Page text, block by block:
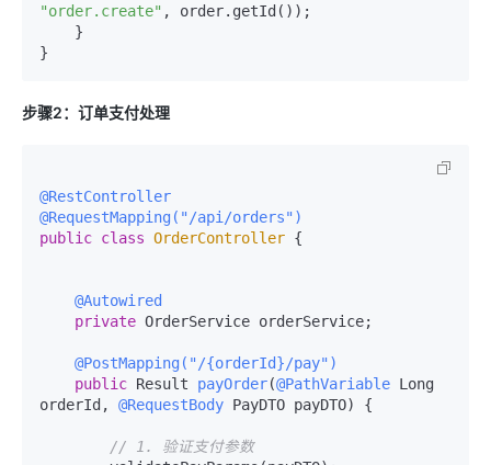
"order.create" , order.getId());
步骤2：订单支付处理
@RestController
@RequestMapping("/api/orders")
public class OrderController {
@Autowired
private OrderService orderService;
@PostMapping("/{orderId}/pay")
public Result payOrder(@PathVariable Long
orderId, @RequestBody PayDTO payDTO) {
// 1. 验证支付参数